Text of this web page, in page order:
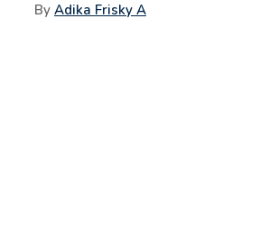
By Adika Frisky A